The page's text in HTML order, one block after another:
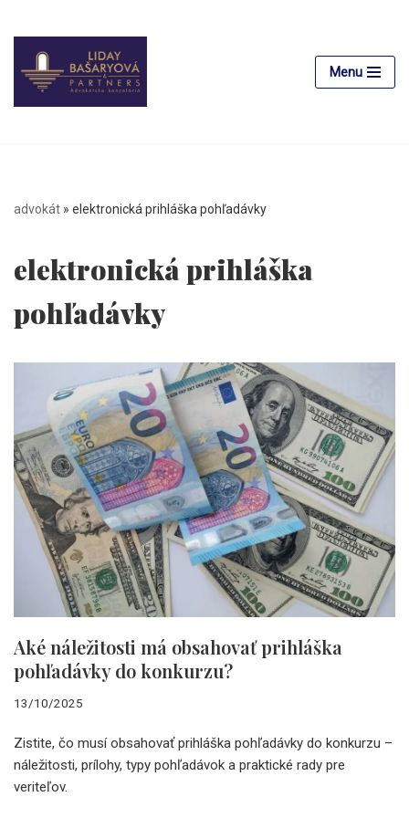
Preskočiť
na
obsah
Menu
advokát » elektronická prihláška pohľadávky
elektronická prihláška
pohľadávky
Aké náležitosti má obsahovať prihláška
pohľadávky do konkurzu?
13/10/2025
Zistite, čo musí obsahovať prihláška pohľadávky do konkurzu –
náležitosti, prílohy, typy pohľadávok a praktické rady pre
veriteľov.